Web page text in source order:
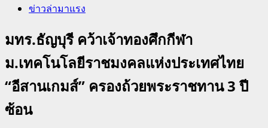
ข่าวล่ามาแรง
มทร.ธัญบุรี คว้าเจ้าทองศึกกีฬา
ม.เทคโนโลยีราชมงคลแห่งประเทศไทย
“อีสานเกมส์” ครองถ้วยพระราชทาน 3 ปี
ซ้อน